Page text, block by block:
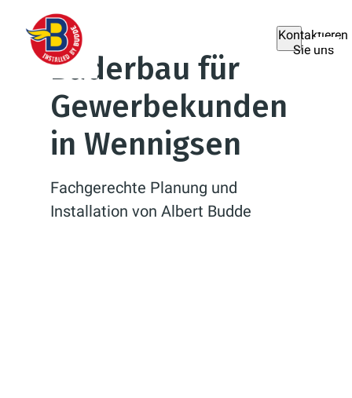
Kontaktieren
Sie uns
Bäderbau für
Gewerbekunden
in Wennigsen
Fachgerechte Planung und
Installation von Albert Budde